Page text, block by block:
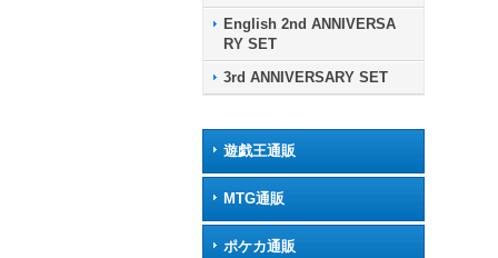
English 2nd ANNIVERSA
RY SET
3rd ANNIVERSARY SET
遊戯王通販
MTG通販
ポケカ通販